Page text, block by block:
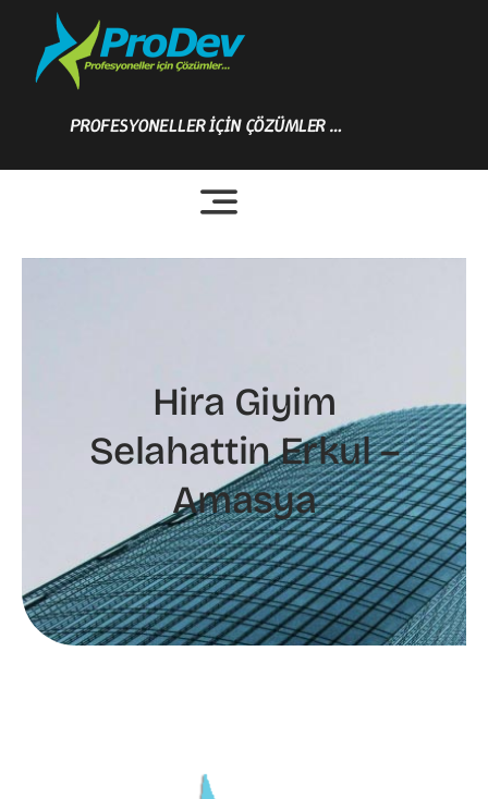
content
PROFESYONELLER İÇİN ÇÖZÜMLER …
Hira Giyim
Selahattin Erkul –
Amasya